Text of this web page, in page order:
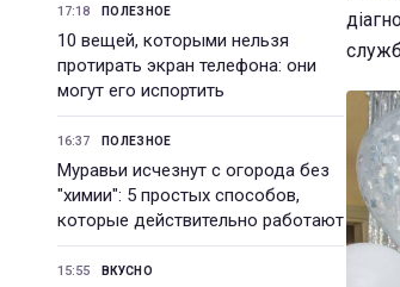
17:18 ПОЛЕЗНОЕ
10 вещей, которыми нельзя
протирать экран телефона: они
могут его испортить
16:37 ПОЛЕЗНОЕ
Муравьи исчезнут с огорода без
"химии": 5 простых способов,
которые действительно работают
15:55 ВКУСНО